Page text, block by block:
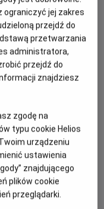
Inesa
Mindaugas
pod powierzchnią
„zbroję”.
Chłopiec coraz
go za to owady.
i tworzy dla
ograniczyć jej zakres
przejdź do
przetwarzania
administratora,
przejdź do
znajdziesz
zgodę na
typu cookie Helios
urządzeniu
ustawienia
znajdującego
plików cookie
przeglądarki.